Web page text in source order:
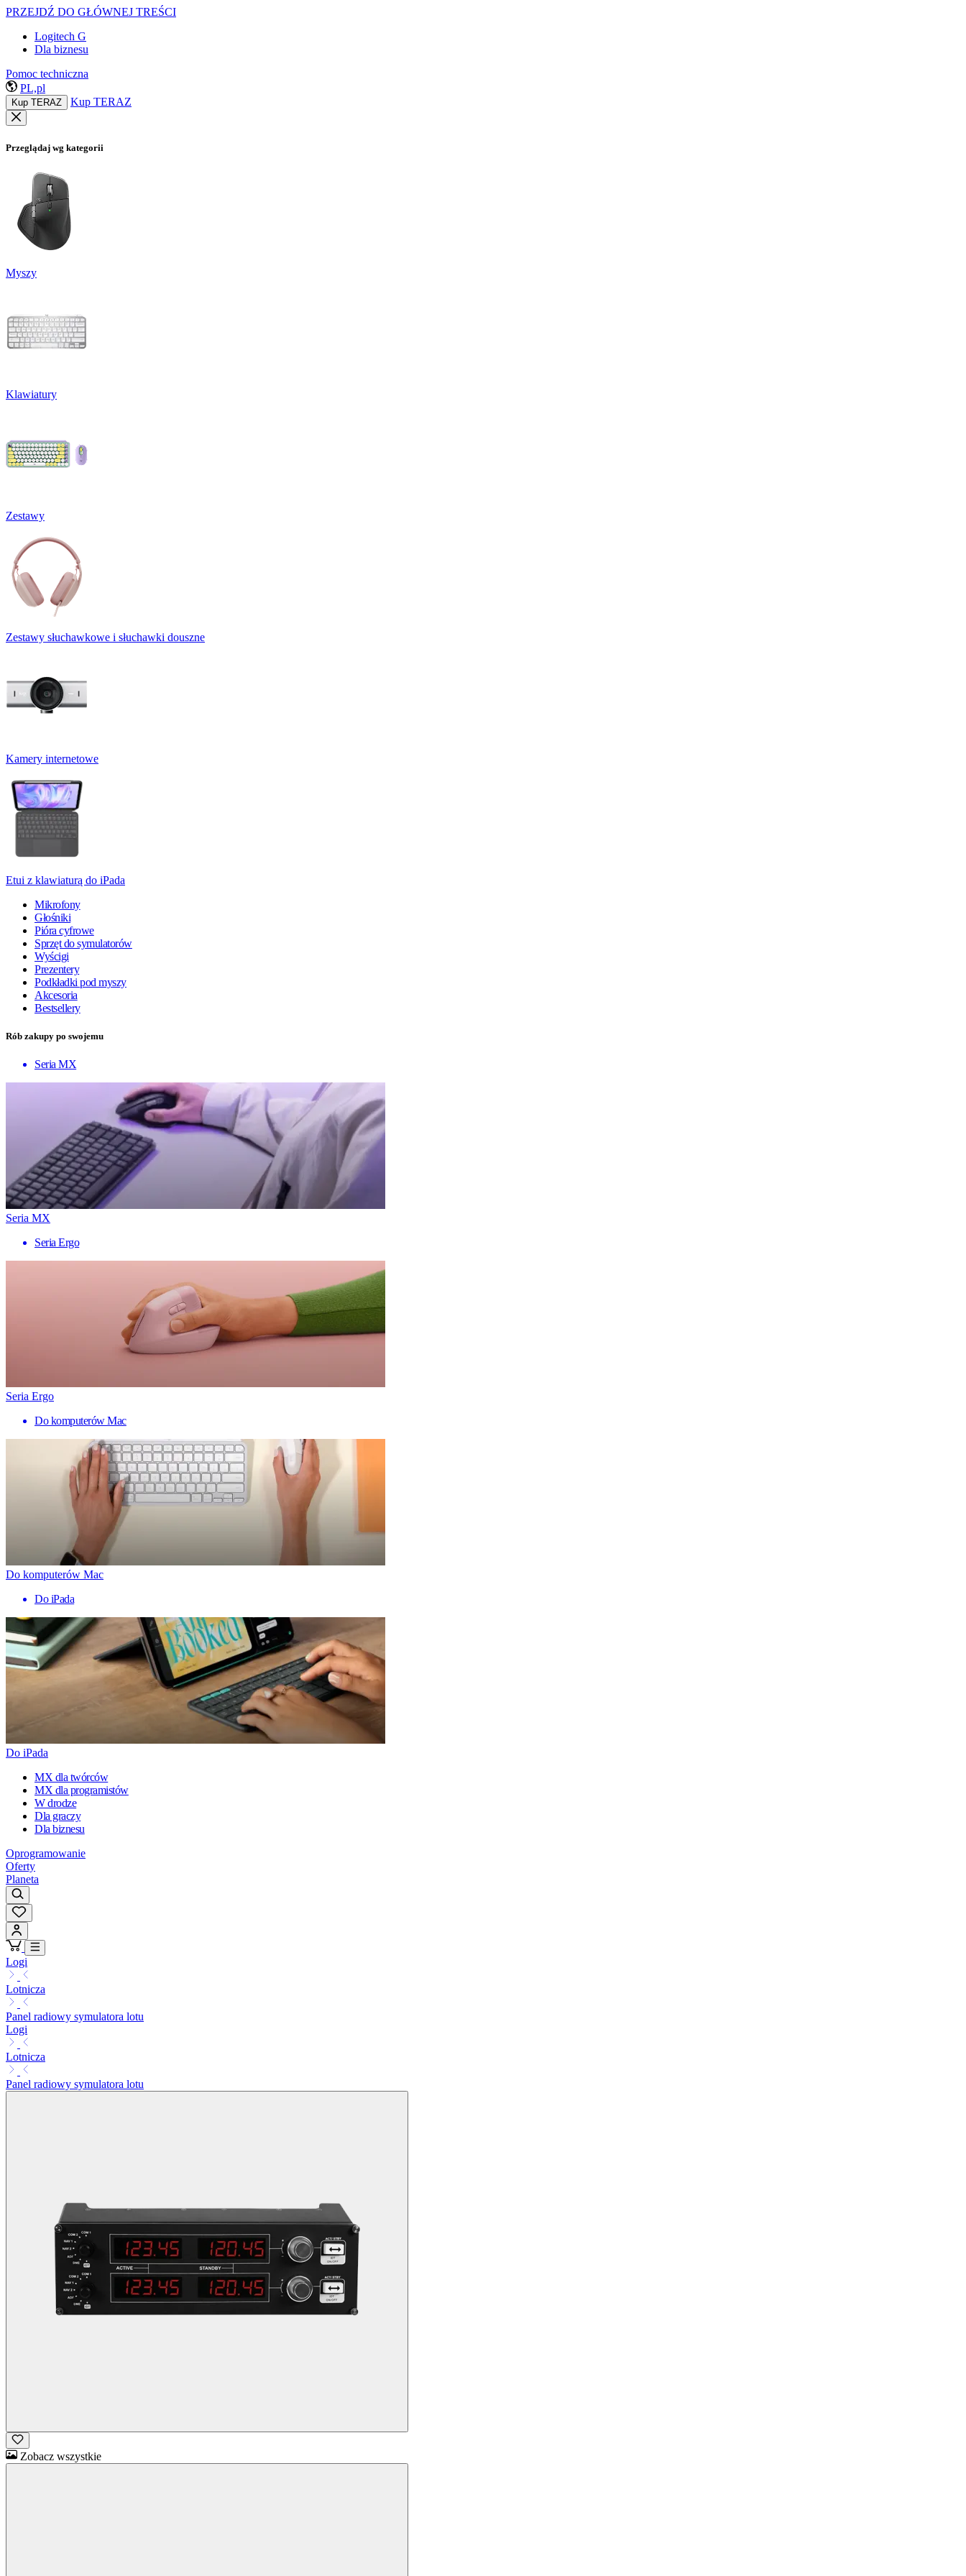
PRZEJDŹ DO GŁÓWNEJ TREŚCI
Logitech G
Dla biznesu
Pomoc techniczna
PL,pl
Kup TERAZ Kup TERAZ
Przeglądaj wg kategorii
Myszy
Klawiatury
Zestawy
Zestawy słuchawkowe i słuchawki douszne
Kamery internetowe
Etui z klawiaturą do iPada
Mikrofony
Głośniki
Pióra cyfrowe
Sprzęt do symulatorów
Wyścigi
Prezentery
Podkładki pod myszy
Akcesoria
Bestsellery
Rób zakupy po swojemu
Seria MX
Seria MX
Seria Ergo
Seria Ergo
Do komputerów Mac
Do komputerów Mac
Do iPada
Do iPada
MX dla twórców
MX dla programistów
W drodze
Dla graczy
Dla biznesu
Oprogramowanie
Oferty
Planeta
Logi
Lotnicza
Panel radiowy symulatora lotu
Logi
Lotnicza
Panel radiowy symulatora lotu
Zobacz wszystkie